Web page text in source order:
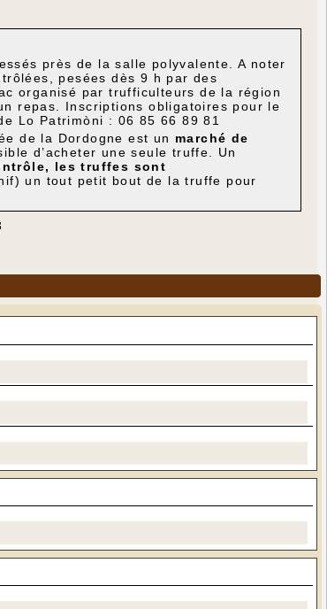
près de la salle polyvalente. A noter
pesées dès 9 h par des
organisé par trufficulteurs de la région
repas. Inscriptions obligatoires pour le
Lo Patrimòni : 06 85 66 89 81
de la Dordogne est un marché de
d’acheter une seule truffe. Un
les truffes sont
un tout petit bout de la truffe pour